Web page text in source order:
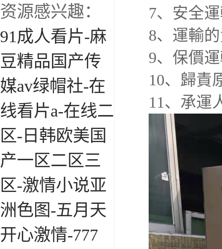
7、安全
8、運輸
9、保價
10、歸責
11、承運
资源感兴趣：
91成人看片-麻
豆精品国产传
媒av绿帽社-在
线看片a-在线二
区-日韩欧美国
产一区二区三
区-激情小说亚
洲色图-五月天
开心激情-777